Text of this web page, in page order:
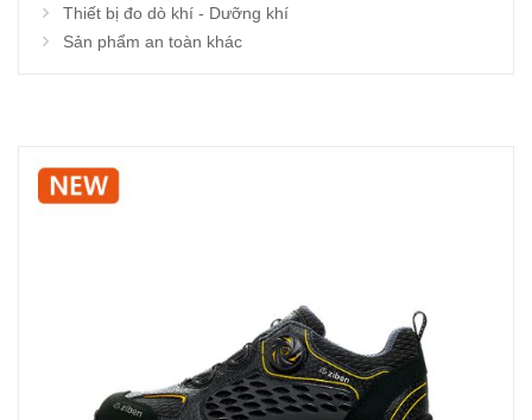
Thiết bị đo dò khí - Dưỡng khí
Sản phẩm an toàn khác